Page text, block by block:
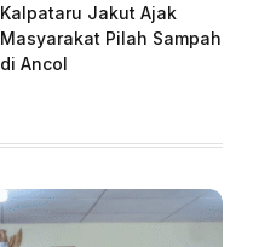
Kalpataru Jakut Ajak
Masyarakat Pilah Sampah
di Ancol